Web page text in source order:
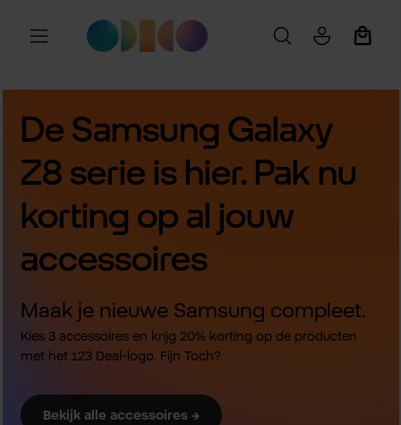
Ga naar de hoofdinhoud
De Samsung Galaxy
Z8 serie is hier. Pak nu
korting op al jouw
accessoires
Maak je nieuwe Samsung compleet.
Kies 3 accessoires en krijg 20% korting op de producten
met het 123 Deal-logo. Fijn Toch?
Bekijk alle accessoires →